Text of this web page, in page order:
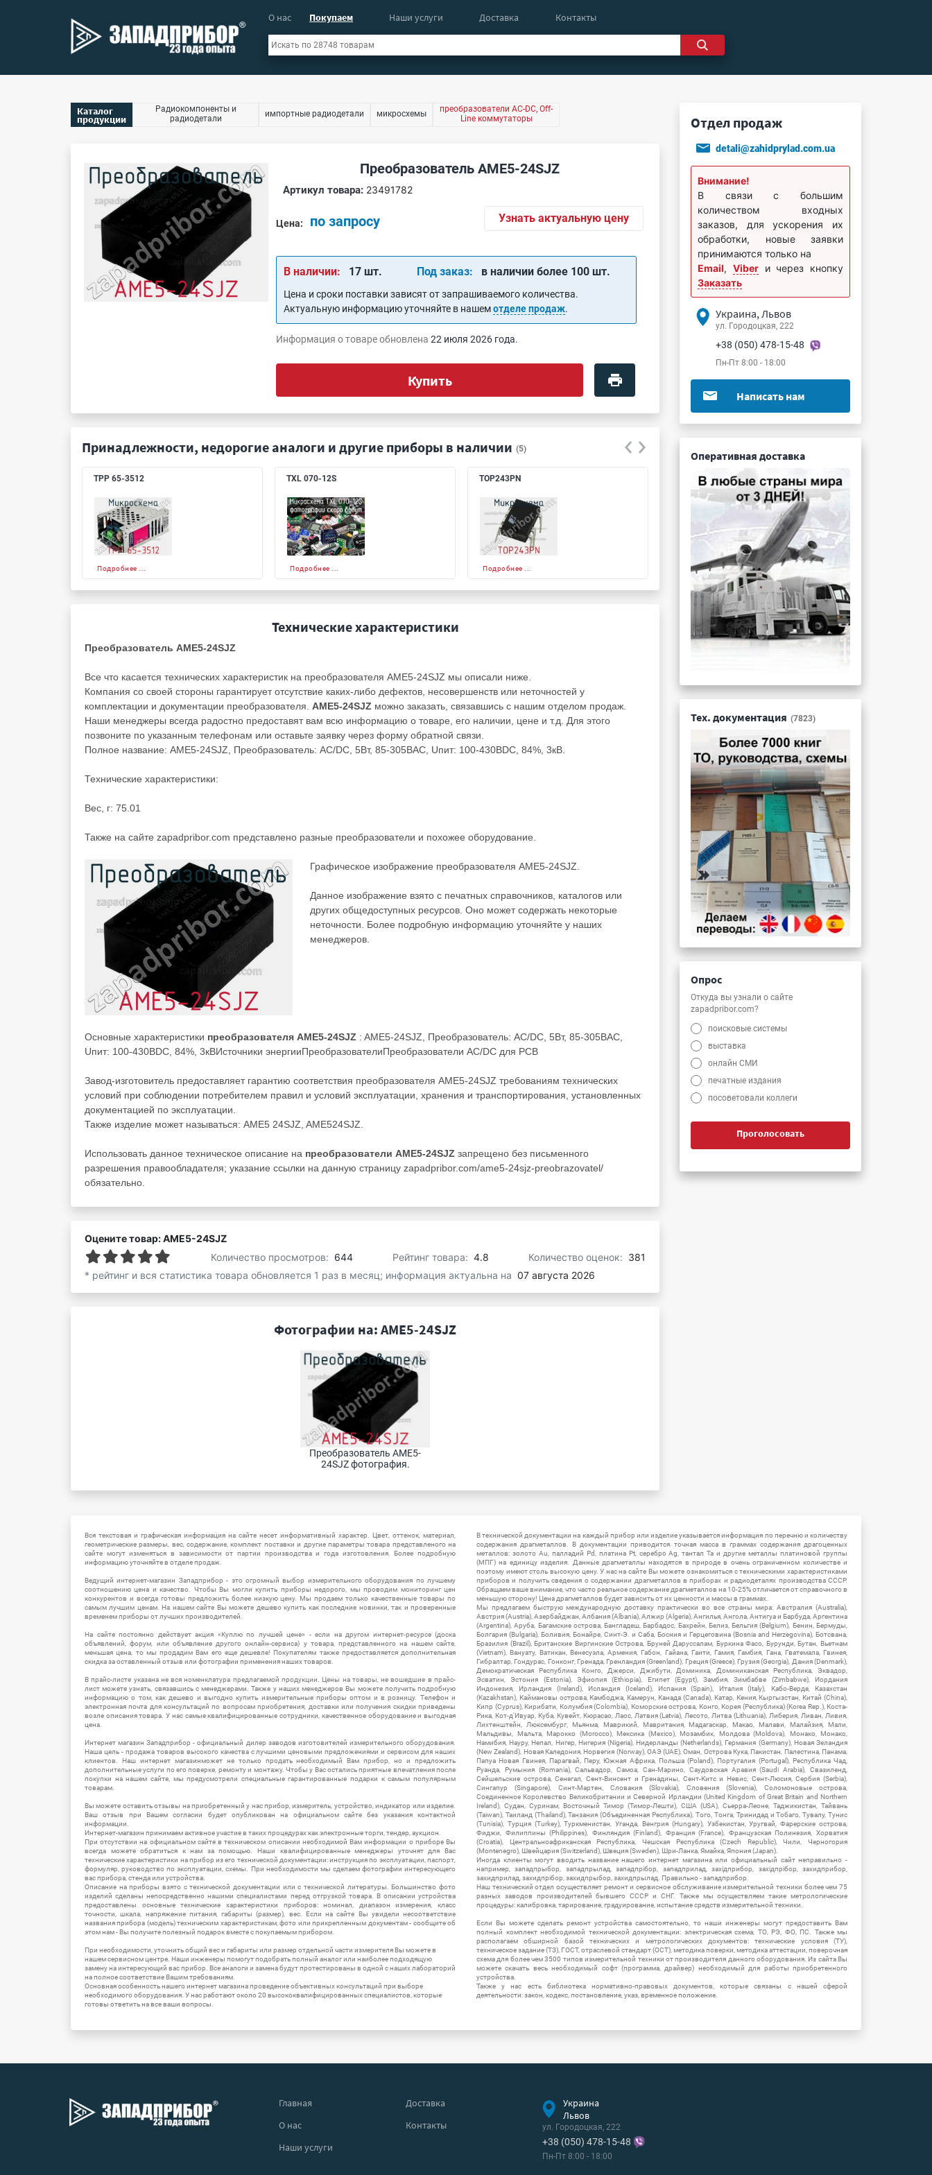
О нас Покупаем Наши услуги Доставка Контакты
Каталог
продукции
Радиокомпоненты и
радиодетали
импортные радиодетали микросхемы
преобразователи AC-DC, Off-
Line коммутаторы
Преобразователь AME5-24SJZ
Артикул товара: 23491782
Цена: по запросу Узнать актуальную цену
В наличии: 17 шт. Под заказ: в наличии более 100 шт.
Цена и сроки поставки зависят от запрашиваемого количества.
Актуальную информацию уточняйте в нашемотделе продаж.
Информация о товаре обновлена22 июля 2026 года.
Купить
Принадлежности, недорогие аналоги и другие приборы в наличии (5)
TPP 65-3512
Подробнее ...
TXL 070-12S
Подробнее ...
TOP243PN
Подробнее ...
PF175B480C033FP-00
Подробнее ...
Технические характеристики
Преобразователь AME5-24SJZ
Все что касается технических характеристик на преобразователя AME5-24SJZ мы описали ниже.
Компания со своей стороны гарантирует отсутствие каких-либо дефектов, несовершенств или неточностей у
комплектации и документации преобразователя. AME5-24SJZ можно заказать, связавшись с нашим отделом продаж.
Наши менеджеры всегда радостно предоставят вам всю информацию о товаре, его наличии, цене и т.д. Для этого
позвоните по указанным телефонам или оставьте заявку через форму обратной связи.
Полное название: AME5-24SJZ, Преобразователь: AC/DC, 5Вт, 85-305ВAC, Uпит: 100-430ВDC, 84%, 3кВ.
Технические характеристики:
Вес, г: 75.01
Также на сайте zapadpribor.com представлено разные преобразователи и похожее оборудование.
Графическое изображение преобразователя AME5-24SJZ.
Данное изображение взято с печатных справочников, каталогов или
других общедоступных ресурсов. Оно может содержать некоторые
неточности. Более подробную информацию уточняйте у наших
менеджеров.
Основные характеристики преобразователя AME5-24SJZ : AME5-24SJZ, Преобразователь: AC/DC, 5Вт, 85-305ВAC,
Uпит: 100-430ВDC, 84%, 3кВИсточники энергииПреобразователиПреобразователи AC/DC для PCB
Завод-изготовитель предоставляет гарантию соответствия преобразователя AME5-24SJZ требованиям технических
условий при соблюдении потребителем правил и условий эксплуатации, хранения и транспортирования, установленных
документацией по эксплуатации.
Также изделие может называться: AME5 24SJZ, AME524SJZ.
Использовать данное техническое описание на преобразователи AME5-24SJZ запрещено без письменного
разрешения правообладателя; указание ссылки на данную страницу zapadpribor.com/ame5-24sjz-preobrazovatel/
обязательно.
Оцените товар: AME5-24SJZ
Количество просмотров: 644 Рейтинг товара: 4.8 Количество оценок: 381
* рейтинг и вся статистика товара обновляется 1 раз в месяц; информация актуальна на 07 августа 2026
Фотографии на: AME5-24SJZ
Преобразователь AME5-
24SJZ фотография.
Отдел продаж
detali@zahidprylad.com.ua
Внимание!
В связи с большим
количеством входных
заказов, для ускорения их
обработки, новые заявки
принимаются только на
Email, Viberи через кнопку
Заказать
Украина, Львов
ул. Городоцкая, 222
+38 (050) 478-15-48
Пн-Пт 8:00 - 18:00
Написать нам
Оперативная доставка
Тех. документация (7823)
Опрос
Откуда вы узнали о сайте
zapadpribor.com?
поисковые системы
выставка
онлайн СМИ
печатные издания
посоветовали коллеги
Проголосовать
Вся текстовая и графическая информация на сайте несет информативный характер. Цвет, оттенок, материал,
геометрические размеры, вес, содержание, комплект поставки и другие параметры товара представленого на
сайте могут изменяться в зависимости от партии производства и года изготовления. Более подробную
информацию уточняйте в отделе продаж.
Ведущий интернет-магазин Западприбор - это огромный выбор измерительного оборудования по лучшему
соотношению цена и качество. Чтобы Вы могли купить приборы недорого, мы проводим мониторинг цен
конкурентов и всегда готовы предложить более низкую цену. Мы продаем только качественные товары по
самым лучшим ценам. На нашем сайте Вы можете дешево купить как последние новинки, так и проверенные
временем приборы от лучших производителей.
На сайте постоянно действует акция «Куплю по лучшей цене» - если на другом интернет-ресурсе (доска
объявлений, форум, или объявление другого онлайн-сервиса) у товара, представленного на нашем сайте,
меньшая цена, то мы продадим Вам его еще дешевле! Покупателям также предоставляется дополнительная
скидка за оставленный отзыв или фотографии применения наших товаров.
В прайс-листе указана не вся номенклатура предлагаемой продукции. Цены на товары, не вошедшие в прайс-
лист можете узнать, связавшись с менеджерами. Также у наших менеджеров Вы можете получить подробную
информацию о том, как дешево и выгодно купить измерительные приборы оптом и в розницу. Телефон и
электронная почта для консультаций по вопросам приобретения, доставки или получения скидки приведены
возле описания товара. У нас самые квалифицированные сотрудники, качественное оборудование и выгодная
цена.
Интернет магазин Западприбор - официальный дилер заводов изготовителей измерительного оборудования.
Наша цель - продажа товаров высокого качества с лучшими ценовыми предложениями и сервисом для наших
клиентов. Наш интернет магазинможет не только продать необходимый Вам прибор, но и предложить
дополнительные услуги по его поверке, ремонту и монтажу. Чтобы у Вас остались приятные впечатления после
покупки на нашем сайте, мы предусмотрели специальные гарантированные подарки к самым популярным
товарам.
Вы можете оставить отзывы на приобретенный у нас прибор, измеритель, устройство, индикатор или изделие.
Ваш отзыв при Вашем согласии будет опубликован на официальном сайте без указания контактной
информации.
Интернет-магазин принимаем активное участие в таких процедурах как электронные торги, тендер, аукцион.
При отсутствии на официальном сайте в техническом описании необходимой Вам информации о приборе Вы
всегда можете обратиться к нам за помощью. Наши квалифицированные менеджеры уточнят для Вас
технические характеристики на прибор из его технической документации: инструкция по эксплуатации, паспорт,
формуляр, руководство по эксплуатации, схемы. При необходимости мы сделаем фотографии интересующего
вас прибора, стенда или устройства.
Описание на приборы взято с технической документации или с технической литературы. Большинство фото
изделий сделаны непосредственно нашими специалистами перед отгрузкой товара. В описании устройства
предоставлены основные технические характеристики приборов: номинал, диапазон измерения, класс
точности, шкала, напряжение питания, габариты (размер), вес. Если на сайте Вы увидели несоответствие
названия прибора (модель) техническим характеристикам, фото или прикрепленным документам - сообщите об
этом нам - Вы получите полезный подарок вместе с покупаемым прибором.
При необходимости, уточнить общий вес и габариты или размер отдельной части измерителя Вы можете в
нашем сервисном центре. Наши инженеры помогут подобрать полный аналог или наиболее подходящую
замену на интересующий вас прибор. Все аналоги и замена будут протестированы в одной с наших лабораторий
на полное соответствие Вашим требованиям.
Основная особенность нашего интернет магазина проведение объективных консультаций при выборе
необходимого оборудования. У нас работают около 20 высококвалифицированных специалистов, которые
готовы ответить на все ваши вопросы.
В технической документации на каждый прибор или изделие указывается информация по перечню и количеству
содержания драгметаллов. В документации приводится точная масса в граммах содержания драгоценных
металлов: золото Au, палладий Pd, платина Pt, серебро Ag, тантал Ta и другие металлы платиновой группы
(МПГ) на единицу изделия. Данные драгметаллы находятся в природе в очень ограниченном количестве и
поэтому имеют столь высокую цену. У нас на сайте Вы можете ознакомиться с техническими характеристиками
приборов и получить сведения о содержании драгметаллов в приборах и радиодеталях производства СССР.
Обращаем ваше внимание, что часто реальное содержание драгметаллов на 10-25% отличается от справочного в
меньшую сторону! Цена драгметаллов будет зависить от их ценности и массы в граммах.
Мы предлагаем быструю международную доставку практически во все страны мира: Австралия (Australia),
Австрия (Austria), Азербайджан, Албания (Albania), Алжир (Algeria), Ангилья, Ангола, Антигуа и Барбуда, Аргентина
(Argentina), Аруба, Багамские острова, Бангладеш, Барбадос, Бахрейн, Белиз, Бельгия (Belgium), Бенин, Бермуды,
Болгария (Bulgaria), Боливия, Бонайре, Синт-Э. и Саба, Босния и Герцеговина (Bosnia and Herzegovina), Ботсвана,
Бразилия (Brazil), Британские Виргинские Острова, Бруней Даруссалам, Буркина Фасо, Бурунди, Бутан, Вьетнам
(Vietnam), Вануату, Ватикан, Венесуэла, Армения, Габон, Гайана, Гаити, Гамия, Гамбия, Гана, Гватемала, Гвинея,
Гибралтар, Гондурас, Гонконг, Гренада, Гренландия (Greenland), Греция (Greece), Грузия (Georgia), Дания (Denmark),
Демократическая Республика Конго, Джерси, Джибути, Доминика, Доминиканская Республика, Эквадор,
Эсватин, Эстония (Estonia), Эфиопия (Ethiopia), Египет (Egypt), Замбия, Зимбабве (Zimbabwe), Иордания
Индонезия, Ирландия (Ireland), Исландия (Iceland), Испания (Spain), Италия (Italy), Кабо-Верде, Казахстан
(Kazakhstan), Каймановы острова, Камбоджа, Камерун, Канада (Canada), Катар, Кения, Кыргызстан, Китай (China),
Кипр (Cyprus), Кирибати, Колумбия (Colombia), Коморские острова, Конго, Корея (Республика) (Korea Rep.), Коста-
Рика, Кот-д'Ивуар, Куба, Кувейт, Кюрасао, Лаос, Латвия (Latvia), Лесото, Литва (Lithuania), Либерия, Ливан, Ливия,
Лихтенштейн, Люксембург, Мьянма, Маврикий, Мавритания, Мадагаскар, Макао, Малави, Малайзия, Мали,
Мальдивы, Мальта, Марокко (Morocco), Мексика (Mexico), Мозамбик, Молдова (Moldova), Монако, Монако,
Намибия, Науру, Непал, Нигер, Нигерия (Nigeria), Нидерланды (Netherlands), Германия (Germany), Новая Зеландия
(New Zealand), Новая Каледония, Норвегия (Norway), ОАЭ (UAE), Оман, Острова Кука, Пакистан, Палестина, Панама,
Папуа Новая Гвинея, Парагвай, Перу, Южная Африка, Польша (Poland), Португалия (Portugal), Республика Чад,
Руанда, Румыния (Romania), Сальвадор, Самоа, Сан-Марино, Саудовская Аравия (Saudi Arabia), Свазиленд,
Сейшельские острова, Сенегал, Сент-Винсент и Гренадины, Сент-Китс и Невис, Сент-Люсия, Сербия (Serbia),
Сингапур (Singapore), Синт-Мартен, Словакия (Slovakia), Словения (Slovenia), Соломоновые острова,
Соединенное Королевство Великобритании и Северной Ирландии (United Kingdom of Great Britain and Northern
Ireland), Судан, Суринам, Восточный Тимор (Тимор-Лешти), США (USA), Сьерра-Леоне, Таджикистан, Тайвань
(Taiwan), Таиланд (Thailand), Танзания (Объединенная Республика), Того, Тонга, Тринидад и Тобаго, Тувалу, Тунис
(Tunisia), Турция (Turkey), Туркменистан, Уганда, Венгрия (Hungary), Узбекистан, Уругвай, Фарерские острова,
Фиджи, Филиппины (Philippines), Финляндия (Finland), Франция (France), Французская Полинезия, Хорватия
(Croatia), Центральноафриканская Республика, Чешская Республика (Czech Republic), Чили, Черногория
(Montenegro), Швейцария (Switzerland), Швеция (Sweden), Шри-Ланка, Ямайка, Япония (Japan).
Иногда клиенты могут вводить название нашего интернет магазина или официальный сайт неправильно -
например, западпрыбор, западпрылад, западпрібор, западприлад, західприбор, західпрібор, захидприбор,
захидприлад, захидпрібор, захидпрыбор, захидпрылад. Правильно - западприбор.
Наш технический отдел осуществляет ремонт и сервисное обслуживание измерительной техники более чем 75
разных заводов производителей бывшего СССР и СНГ. Также мы осуществляем такие метрологические
процедуры: калибровка, тарирование, градуирование, испытание средств измерительной техники.
Если Вы можете сделать ремонт устройства самостоятельно, то наши инженеры могут предоставить Вам
полный комплект необходимой технической документации: электрическая схема, ТО, РЭ, ФО, ПС. Также мы
располагаем обширной базой технических и метрологических документов: технические условия (ТУ),
техническое задание (ТЗ), ГОСТ, отраслевой стандарт (ОСТ), методика поверки, методика аттестации, поверочная
схема для более чем 3500 типов измерительной техники от производителя данного оборудования. Из сайта Вы
можете скачать весь необходимый софт (программа, драйвер) необходимый для работы приобретенного
устройства.
Также у нас есть библиотека нормативно-правовых документов, которые связаны с нашей сферой
деятельности: закон, кодекс, постановление, указ, временное положение.
Главная
Доставка
О нас
Контакты
Наши услуги
Украина
Львов
ул. Городоцкая, 222
+38 (050) 478-15-48
Пн-Пт 8:00 - 18:00